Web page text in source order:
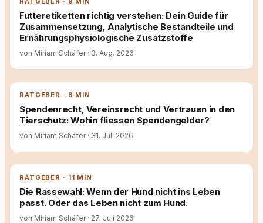
Futteretiketten richtig verstehen: Dein Guide für
Zusammensetzung, Analytische Bestandteile und
Ernährungsphysiologische Zusatzstoffe
von Miriam Schäfer · 3. Aug. 2026
RATGEBER · 6 MIN
Spendenrecht, Vereinsrecht und Vertrauen in den
Tierschutz: Wohin fliessen Spendengelder?
von Miriam Schäfer · 31. Juli 2026
RATGEBER · 11 MIN
Die Rassewahl: Wenn der Hund nicht ins Leben
passt. Oder das Leben nicht zum Hund.
von Miriam Schäfer · 27. Juli 2026